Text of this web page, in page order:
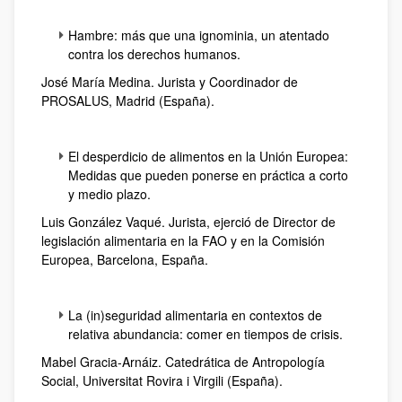
Hambre: más que una ignominia, un atentado
contra los derechos humanos.
José María Medina. Jurista y Coordinador de
PROSALUS, Madrid (España).
El desperdicio de alimentos en la Unión Europea:
Medidas que pueden ponerse en práctica a corto
y medio plazo.
Luis González Vaqué. Jurista, ejerció de Director de
legislación alimentaria en la FAO y en la Comisión
Europea, Barcelona, España.
La (in)seguridad alimentaria en contextos de
relativa abundancia: comer en tiempos de crisis.
Mabel Gracia-Arnáiz. Catedrática de Antropología
Social, Universitat Rovira i Virgili (España).